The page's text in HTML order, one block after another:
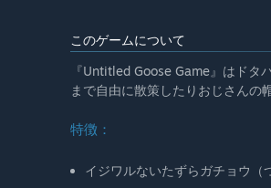
このゲームについて
『Untitled Goose Game』はドタ
まで自由に散策したりおじさんの
特徴：
イジワルないたずらガチョウ（